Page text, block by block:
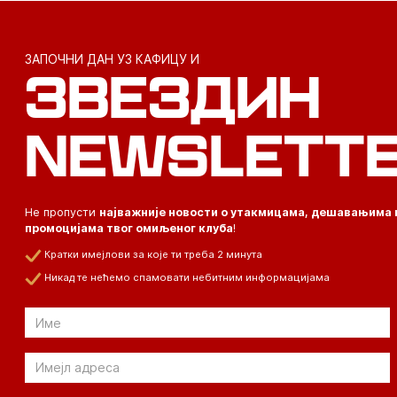
ЗАПОЧНИ ДАН УЗ КАФИЦУ И
ЗВЕЗДИН
Не пропусти најважније новости о утакмицама, дешавањима
промоцијама твог омиљеног клуба!
Кратки имејлови за које ти треба 2 минута
Никад те нећемо спамовати небитним информацијама
Email
Email